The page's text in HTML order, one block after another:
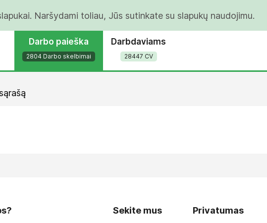
Naršydami toliau, Jūs sutinkate su slapukų naudojimu.
Darbo paieška
2804 Darbo skelbimai
Darbdaviams
28447 CV
Sekite mus Privatumas